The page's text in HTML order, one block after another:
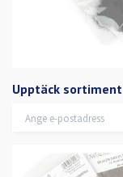
Upptäck sortiment